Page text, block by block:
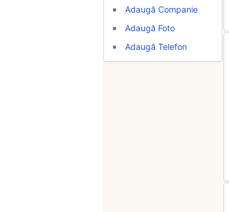
Adaugă Companie
Adaugă Foto
Adaugă Telefon